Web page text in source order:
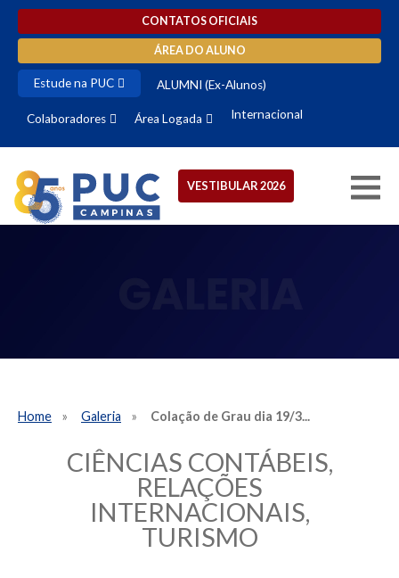
CONTATOS OFICIAIS
ÁREA DO ALUNO
Estude na PUC ALUMNI (Ex-Alunos)
Colaboradores Área Logada Internacional
VESTIBULAR 2026
Home Galeria Colação de Grau dia 19/3...
CIÊNCIAS CONTÁBEIS,
RELAÇÕES
INTERNACIONAIS,
TURISMO